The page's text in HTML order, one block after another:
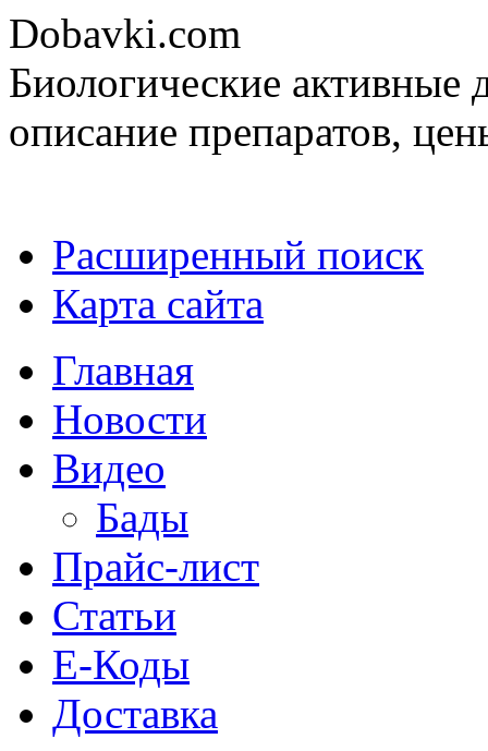
Dobavki.com
Биологические активные
описание препаратов,
Расширенный поиск
Карта сайта
Главная
Новости
Видео
Бады
Прайс-лист
Статьи
Е-Коды
Доставка